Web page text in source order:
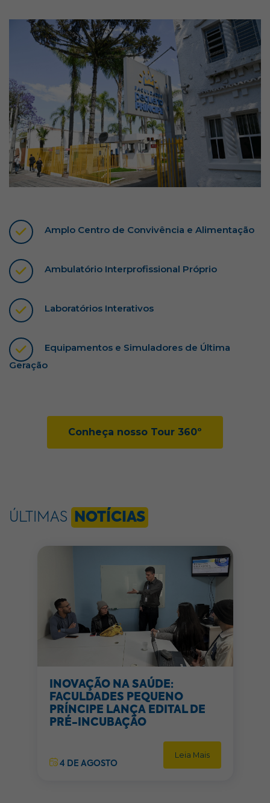
Amplo Centro de Convivência e Alimentação
Ambulatório Interprofissional Próprio
Laboratórios Interativos
Equipamentos e Simuladores de Última
Geração
Conheça nosso Tour 360º
ÚLTIMAS NOTÍCIAS
INOVAÇÃO NA SAÚDE:
FACULDADES PEQUENO
PRÍNCIPE LANÇA EDITAL DE
PRÉ-INCUBAÇÃO
4 DE AGOSTO
Leia Mais